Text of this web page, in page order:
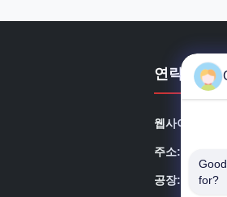
연락처
웹사이트:
주소:
공장:
for?